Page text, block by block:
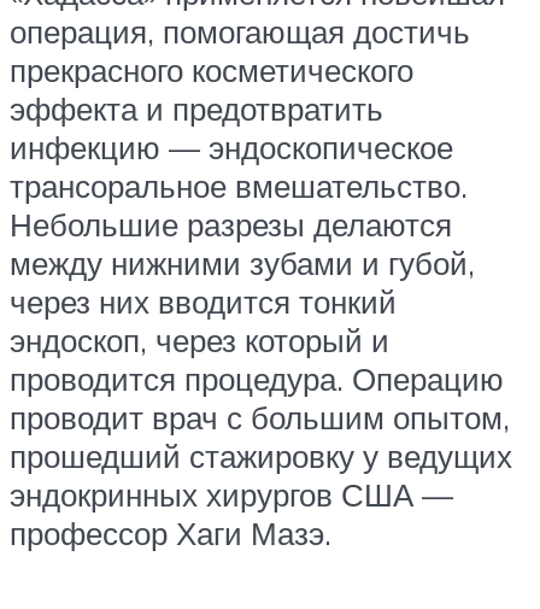
операция, помогающая достичь
прекрасного косметического
эффекта и предотвратить
инфекцию — эндоскопическое
трансоральное вмешательство.
Небольшие разрезы делаются
между нижними зубами и губой,
через них вводится тонкий
эндоскоп, через который и
проводится процедура. Операцию
проводит врач с большим опытом,
прошедший стажировку у ведущих
эндокринных хирургов США —
профессор Хаги Мазэ.